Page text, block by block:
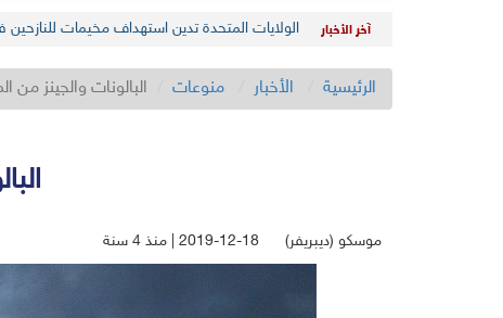
آخر الأخبار الولايات المتحدة تدين استهداف مخيمات للنازحين
الرئيسية الأخبار منوعات البالونات والجينز
موسكو (ديبريفر) 2019-12-18 | منذ 4 سنة